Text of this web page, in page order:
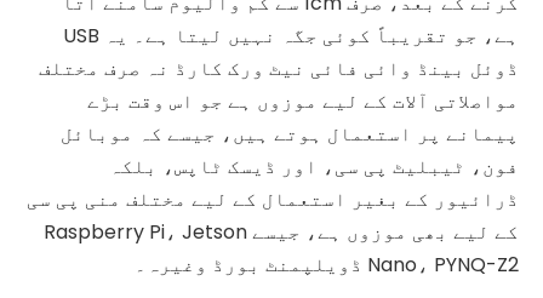
ہے، جو تقریباً کوئی جگہ نہیں لیتا ہے۔ یہ USB
ڈوئل بینڈ وائی فائی نیٹ ورک کارڈ نہ صرف مختلف
مواصلاتی آلات کے لیے موزوں ہے جو اس وقت بڑے
پیمانے پر استعمال ہوتے ہیں، جیسے کہ موبائل
فون، ٹیبلیٹ پی سی، اور ڈیسک ٹاپس، بلکہ
ڈرائیور کے بغیر استعمال کے لیے مختلف منی پی سی
کے لیے بھی موزوں ہے، جیسے Raspberry Pi، Jetson
Nano، PYNQ-Z2 ڈویلپمنٹ بورڈ وغیرہ۔